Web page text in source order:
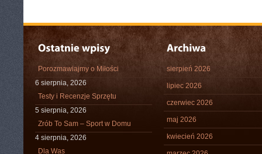
Porozmawiajmy o Miłości
6 sierpnia, 2026
Testy i Recenzje Sprzętu
5 sierpnia, 2026
Zrób To Sam – Sport w Domu
4 sierpnia, 2026
Dla Was
sierpień 2026
lipiec 2026
czerwiec 2026
maj 2026
kwiecień 2026